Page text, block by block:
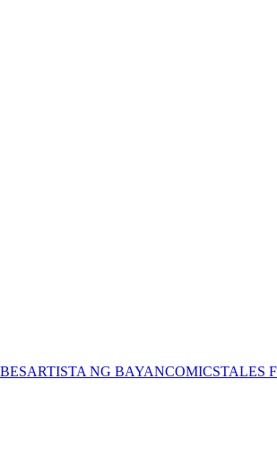
ARTISTA NG BAYANCOMICSTALES